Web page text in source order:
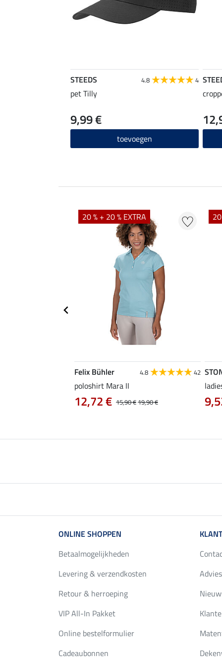
STEEDS 4.8 4
pet Tilly
9,99 €
toevoegen
20 % + 20 % EXTRA
Felix Bühler 4.8 42
poloshirt Mara II
15,90 €19,90 €
12,72 €
ONLINE SHOPPEN
Betaalmogelijkheden
Levering & verzendkosten
Retour & herroeping
VIP All-In Pakket
Online bestelformulier
Cadeaubonnen